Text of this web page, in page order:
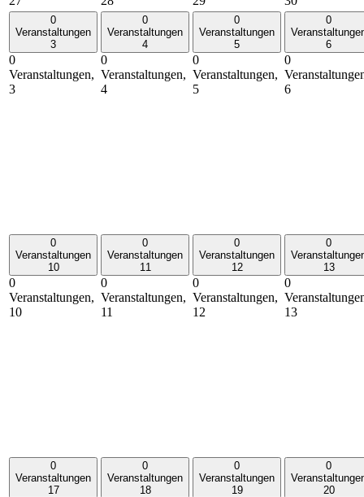
0
Veranstaltungen
3
0
Veranstaltungen,
3
0
Veranstaltungen
4
0
Veranstaltungen,
4
0
Veranstaltungen
5
0
Veranstaltungen,
5
0
6
0
6
0
Veranstaltungen
10
0
Veranstaltungen,
10
0
Veranstaltungen
11
0
Veranstaltungen,
11
0
Veranstaltungen
12
0
Veranstaltungen,
12
0
13
0
13
0
Veranstaltungen
17
0
Veranstaltungen
18
0
Veranstaltungen
19
0
20